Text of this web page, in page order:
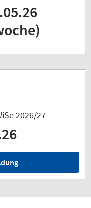
2026/27